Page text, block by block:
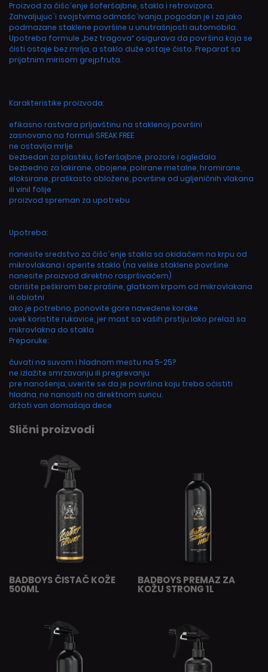
Proizvod za čišc´enje šoferšajbne, stakla i retrovizora.
Zahvaljujuc´i svojstvima odmašc´ivanja, pogodan je i za jako
podmazane staklene površine u unutrašnjosti automobila.
Upotreba formule „bez tragova“ osigurava da površina koja se
čisti ostaje bez mrlja, a staklo duže ostaje čisto. Preparat sa
prijatnim mirisom grejpfruta.
Karakteristike proizvoda:
efikasno rastvara prljavštinu na staklenoj površini
zasnovano na formuli SREAK FREE
ne ostavlja mrlje
bezbedan za plastiku, šoferšajbne, prozore i ogledala
bezbedno za lakirane, obojene, polirane metalne, hromirane,
eloksirane, praškasto obložene, površine od ugljeničnih vlakana
ili vinil folije
proizvod spreman za upotrebu
Upotreba:
nanesite sredstvo za čišc´enje stakla sa okidačem na krpu od
mikrovlakana i operite staklo (na velike staklene površine
nanesite proizvod direktno raspršivačem)
obrišite peškirom bez prašine, glatkom krpom od mikrovlakana
ili oblatni
ako je potrebno, ponovite gore navedene korake
uvek koristite rukavice, jer mast sa vaših prstiju lako prelazi sa
mikrovlakna do stakla
Preporuke:
čuvati na suvom i hladnom mestu na 5-25?
ne izlažite smrzavanju ili pregrevanju
pre nanošenja, uverite se da je površina koju treba očistiti
hladna, ne nanositi na direktnom suncu.
držati van domašaja dece
Slični proizvodi
BADBOYS ČISTAČ KOŽE
500ML
BADBOYS PREMAZ ZA
KOŽU STRONG 1L